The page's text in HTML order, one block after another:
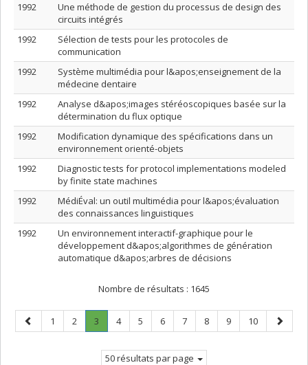
1992
Une méthode de gestion du processus de design des
circuits intégrés
1992
Sélection de tests pour les protocoles de
communication
1992
Système multimédia pour l&apos;enseignement de la
médecine dentaire
1992
Analyse d&apos;images stéréoscopiques basée sur la
détermination du flux optique
1992
Modification dynamique des spécifications dans un
environnement orienté-objets
1992
Diagnostic tests for protocol implementations modeled
by finite state machines
1992
MédiÉval: un outil multimédia pour l&apos;évaluation
des connaissances linguistiques
1992
Un environnement interactif-graphique pour le
développement d&apos;algorithmes de génération
automatique d&apos;arbres de décisions
Nombre de résultats : 1645
Page
précédente
Page
1 Page
2 Page
3
Page
Page
4 Page
5 Page
6 Page
7 Page
8 Page
9 Page
10
Page
50 résultats par page